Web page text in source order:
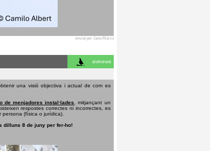
enviat per Jana Marco
avinews
una visió objectiva i actual de com es
de menjadores instal·lades, mitjançant un
respostes correctes ni incorrectes, es
persona (física o jurídica).
dilluns 8 de juny per fer-ho!